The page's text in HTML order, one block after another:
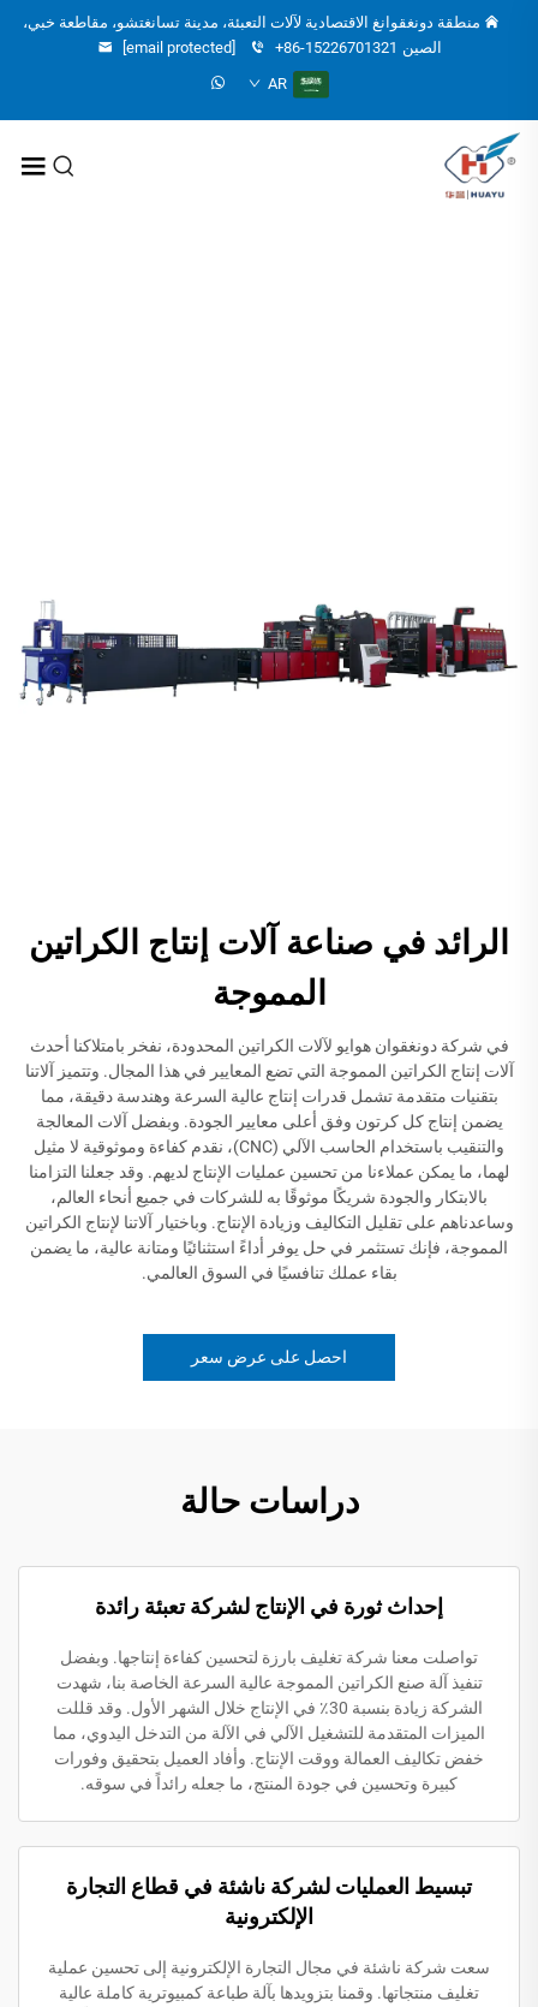
منطقة دونغقوانغ الاقتصادية لآلات التعبئة، مدينة تسانغتشو، مقاطعة خبي،
الصين +86-15226701321
[email protected]
AR
الرائد في صناعة آلات إنتاج الكراتين
المموجة
في شركة دونغقوان هوايو لآلات الكراتين المحدودة، نفخر بامتلاكنا أحدث
آلات إنتاج الكراتين المموجة التي تضع المعايير في هذا المجال. وتتميز آلاتنا
بتقنيات متقدمة تشمل قدرات إنتاج عالية السرعة وهندسة دقيقة، مما
يضمن إنتاج كل كرتون وفق أعلى معايير الجودة. وبفضل آلات المعالجة
والتنقيب باستخدام الحاسب الآلي (CNC)، نقدم كفاءة وموثوقية لا مثيل
لهما، ما يمكن عملاءنا من تحسين عمليات الإنتاج لديهم. وقد جعلنا التزامنا
بالابتكار والجودة شريكًا موثوقًا به للشركات في جميع أنحاء العالم،
وساعدناهم على تقليل التكاليف وزيادة الإنتاج. وباختيار آلاتنا لإنتاج الكراتين
المموجة، فإنك تستثمر في حل يوفر أداءً استثنائيًا ومتانة عالية، ما يضمن
بقاء عملك تنافسيًا في السوق العالمي.
احصل على عرض سعر
دراسات حالة
إحداث ثورة في الإنتاج لشركة تعبئة رائدة
تواصلت معنا شركة تغليف بارزة لتحسين كفاءة إنتاجها. وبفضل
تنفيذ آلة صنع الكراتين المموجة عالية السرعة الخاصة بنا، شهدت
الشركة زيادة بنسبة 30٪ في الإنتاج خلال الشهر الأول. وقد قللت
الميزات المتقدمة للتشغيل الآلي في الآلة من التدخل اليدوي، مما
خفض تكاليف العمالة ووقت الإنتاج. وأفاد العميل بتحقيق وفورات
كبيرة وتحسين في جودة المنتج، ما جعله رائداً في سوقه.
تبسيط العمليات لشركة ناشئة في قطاع التجارة
الإلكترونية
سعت شركة ناشئة في مجال التجارة الإلكترونية إلى تحسين عملية
تغليف منتجاتها. وقمنا بتزويدها بآلة طباعة كمبيوترية كاملة عالية